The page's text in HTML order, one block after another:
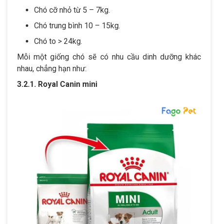
Chó cỡ nhỏ từ 5 – 7kg.
Chó trung bình 10 – 15kg.
Chó to > 24kg.
Mỗi một giống chó sẽ có nhu cầu dinh dưỡng khác
nhau, chẳng hạn như:
3.2.1. Royal Canin mini